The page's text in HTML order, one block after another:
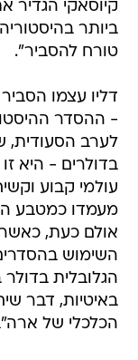
קיוסאקי הגדיר
ביותר
טורח להסביר".
דליו עצמו
- ההסדר
לערב הסעודית,
בדולרים - היא
עולמי קבוע
מעמדו כמטבע
אולם כעת, כאשר
השימוש
הגלובלית
באיטיות, דבר
הכלכלי של